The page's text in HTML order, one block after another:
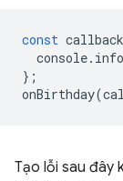
const callback
console. info
};
onBirthday(
Tạo lỗi sau đây